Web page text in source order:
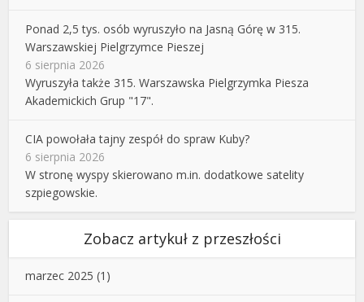
Ponad 2,5 tys. osób wyruszyło na Jasną Górę w 315.
Warszawskiej Pielgrzymce Pieszej
6 sierpnia 2026
Wyruszyła także 315. Warszawska Pielgrzymka Piesza
Akademickich Grup "17".
CIA powołała tajny zespół do spraw Kuby?
6 sierpnia 2026
W stronę wyspy skierowano m.in. dodatkowe satelity
szpiegowskie.
Zobacz artykuł z przeszłości
marzec 2025 (1)